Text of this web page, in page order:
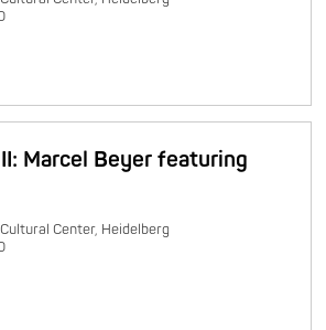
Marcel Beyer featuring
Center, Heidelberg